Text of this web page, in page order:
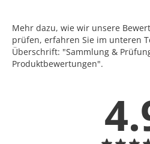
Mehr dazu, wie wir unsere
prüfen, erfahren Sie im unteren
Überschrift: "Sammlung &
Produktbewertungen".